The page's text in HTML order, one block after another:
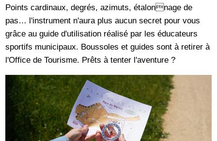
Points cardinaux, degrés, azimuts, étalonnage de
pas… l'instrument n'aura plus aucun secret pour vous
grâce au guide d'utilisation réalisé par les éducateurs
sportifs municipaux. Boussoles et guides sont à retirer à
l'Office de Tourisme. Prêts à tenter l'aventure ?